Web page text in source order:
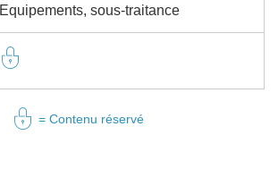
Equipements, sous-traitance
= Contenu réservé